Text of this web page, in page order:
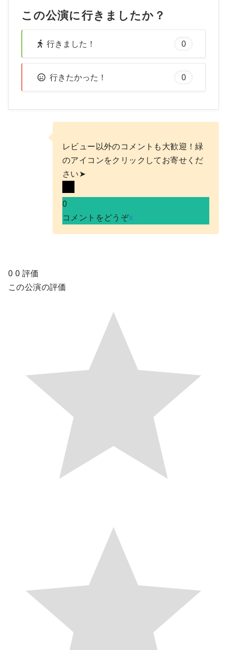
この公演に行きましたか？
行きました！ 0
行きたかった！ 0
レビュー以外のコメントも大歓迎！緑
のアイコンをクリックしてお寄せくだ
さい➤
0
コメントをどうぞx
0 0 評価
この公演の評価